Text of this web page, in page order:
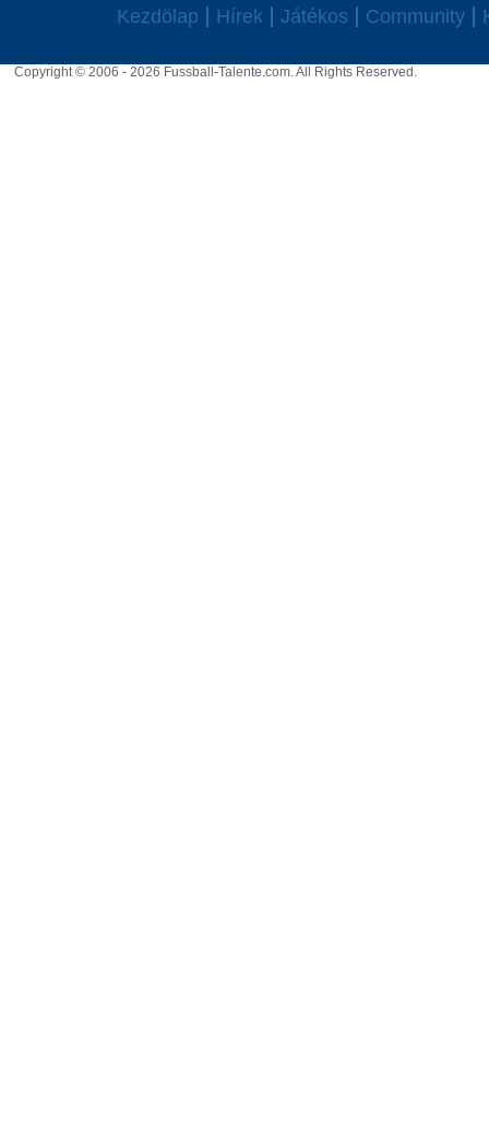
Kezdölap Hírek Játékos Community
Copyright © 2006 - 2026 Fussball-Talente.com. All Rights Reserved.